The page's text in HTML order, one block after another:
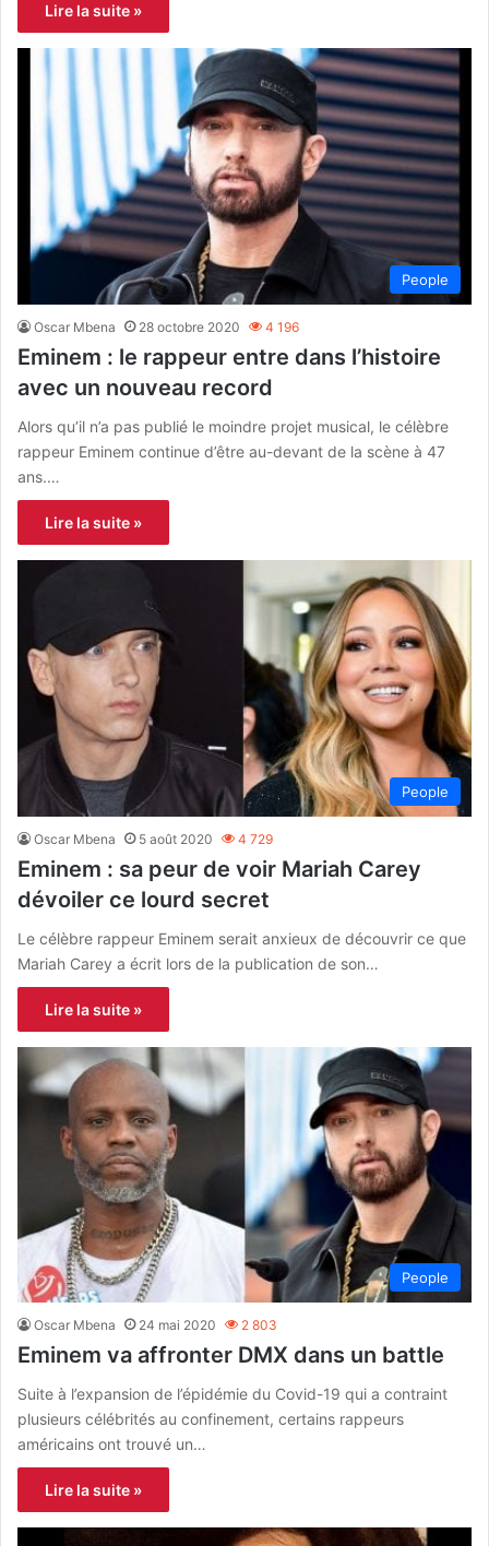
Lire la suite »
People
Oscar Mbena 28 octobre 2020 4 196
Eminem : le rappeur entre dans l’histoire
avec un nouveau record
Alors qu’il n’a pas publié le moindre projet musical, le célèbre
rappeur Eminem continue d’être au-devant de la scène à 47
ans.…
Lire la suite »
People
Oscar Mbena 5 août 2020 4 729
Eminem : sa peur de voir Mariah Carey
dévoiler ce lourd secret
Le célèbre rappeur Eminem serait anxieux de découvrir ce que
Mariah Carey a écrit lors de la publication de son…
Lire la suite »
People
Oscar Mbena 24 mai 2020 2 803
Eminem va affronter DMX dans un battle
Suite à l’expansion de l’épidémie du Covid-19 qui a contraint
plusieurs célébrités au confinement, certains rappeurs
américains ont trouvé un…
Lire la suite »